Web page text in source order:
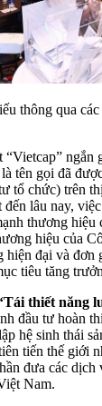
thông qua
“Vietcap” ngắn
tên gọi đã
tổ chức) trên
đến lâu nay,
thương
hiệu của
hiện đại và đơn
tiêu tăng
thiết năng
đầu tư hoàn
hệ sinh thái
tiến thế giới
đưa các dịch
Nam.